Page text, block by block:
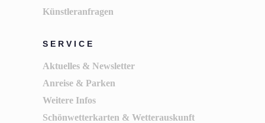
Künstleranfragen
SERVICE
Aktuelles & Newsletter
Anreise & Parken
Weitere Infos
Schönwetterkarten & Wetterauskunft